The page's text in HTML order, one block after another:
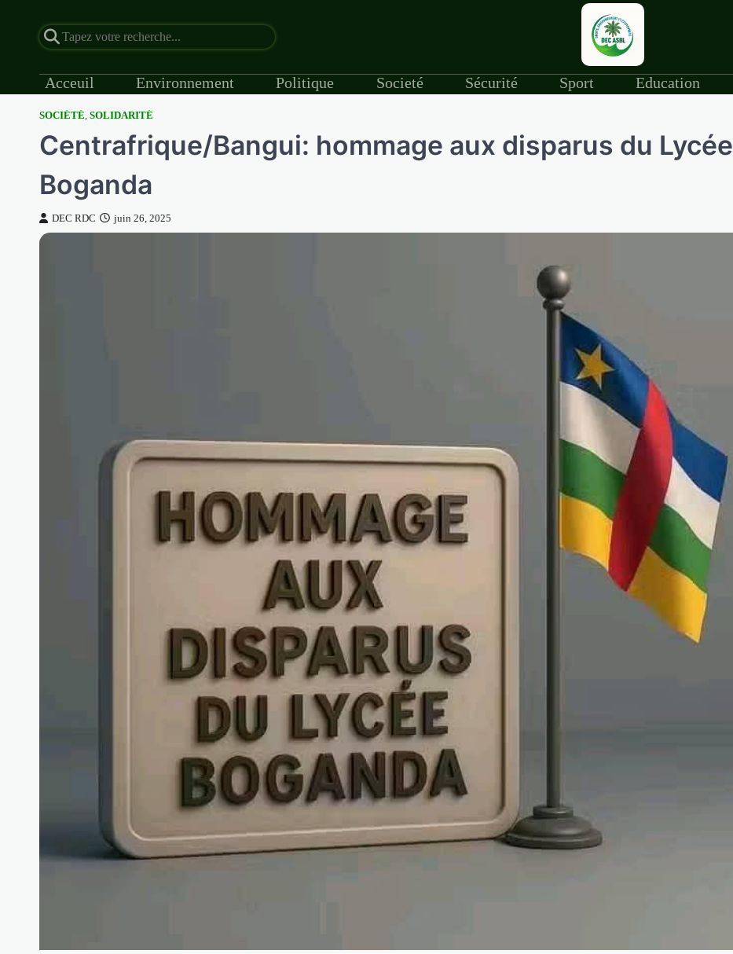
Acceuil Environnement Politique Societé Sécurité Sport Education
SOCIÉTÉ, SOLIDARITÉ
Centrafrique/Bangui: hommage aux disparus du Lycée
Boganda
DEC RDC juin 26, 2025